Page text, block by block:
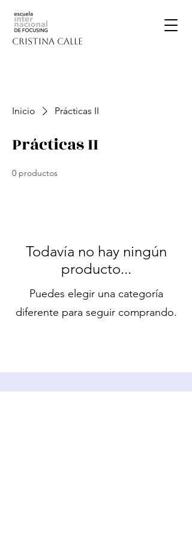
CRISTINA CALLE
Inicio Prácticas II
Prácticas II
0 productos
Todavía no hay ningún
producto...
Puedes elegir una categoría
diferente para seguir comprando.